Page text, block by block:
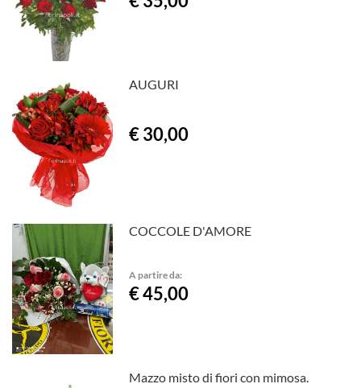
AUGURI
€ 30,00
COCCOLE D'AMORE
A partire da:
€ 45,00
Mazzo misto di fiori con mimosa.